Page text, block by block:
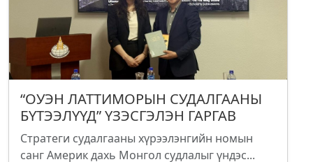
“ОУЭН ЛАТТИМОРЫН СУДАЛГААНЫ
БҮТЭЭЛҮҮД” ҮЗЭСГЭЛЭН ГАРГАВ
Стратеги судалгааны хүрээлэнгийн номын
санг Америк дахь Монгол судлалыг үндэс...